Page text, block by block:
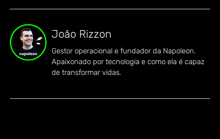
João Rizzon
Gestor operacional e fundador da Napoleon.
Apaixonado por tecnologia e como ela é capaz
de transformar vidas.